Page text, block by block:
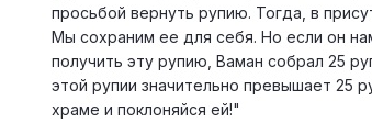
просьбой вернуть рупию. Тогда, в
Мы сохраним ее для себя. Но если он
получить эту рупию, Ваман собрал 25
этой рупии значительно превышает 25
храме и поклоняйся ей!"